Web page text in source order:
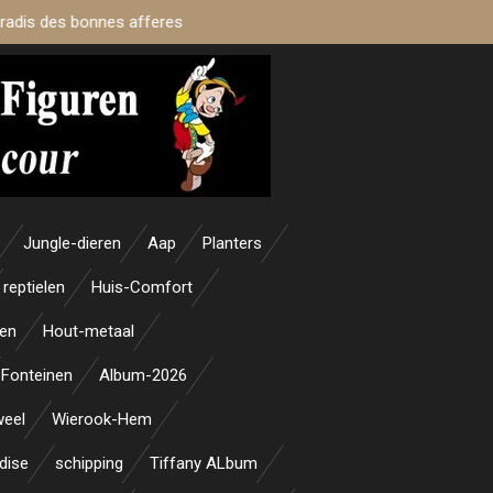
des bonnes afferes
Jungle-dieren Aap Planters
reptielen Huis-Comfort
Hout-metaal
Fonteinen Album-2026
Wierook-Hem
schipping Tiffany ALbum